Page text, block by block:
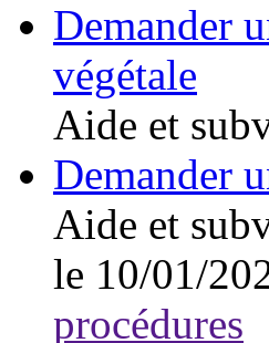
Demander
végétale
Aide et
Demander
Aide et
le 10/01/
procédures